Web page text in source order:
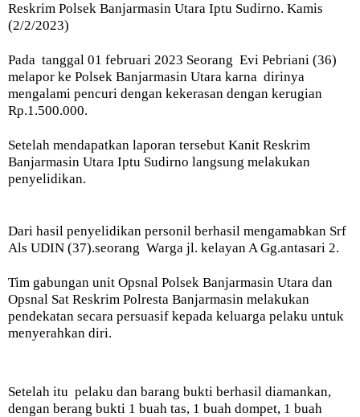
Reskrim Polsek Banjarmasin Utara Iptu Sudirno. Kamis
(2/2/2023)
Pada tanggal 01 februari 2023 Seorang Evi Pebriani (36)
melapor ke Polsek Banjarmasin Utara karna dirinya
mengalami pencuri dengan kekerasan dengan kerugian
Rp.1.500.000.
Setelah mendapatkan laporan tersebut Kanit Reskrim
Banjarmasin Utara Iptu Sudirno langsung melakukan
penyelidikan.
Dari hasil penyelidikan personil berhasil mengamabkan Srf
Als UDIN (37).seorang Warga jl. kelayan A Gg.antasari 2.
Tim gabungan unit Opsnal Polsek Banjarmasin Utara dan
Opsnal Sat Reskrim Polresta Banjarmasin melakukan
pendekatan secara persuasif kepada keluarga pelaku untuk
menyerahkan diri.
Setelah itu pelaku dan barang bukti berhasil diamankan,
dengan berang bukti 1 buah tas, 1 buah dompet, 1 buah